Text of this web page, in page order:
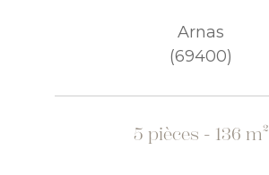
Arnas
(69400)
5 pièces - 136 m²